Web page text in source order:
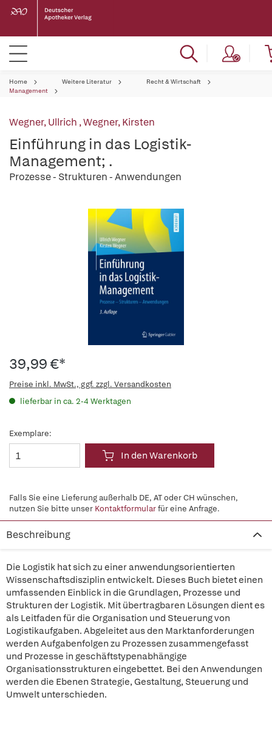
Home Weitere Literatur
Recht & Wirtschaft
Management
Wegner, Ullrich ,Wegner, Kirsten
Einführung in das Logistik-
Management; .
Prozesse - Strukturen - Anwendungen
39,99 €*
Preise inkl. MwSt., ggf. zzgl. Versandkosten
lieferbar in ca. 2-4 Werktagen
Exemplare:
In den Warenkorb
Falls Sie eine Lieferung außerhalb DE, AT oder CH wünschen,
nutzen Sie bitte unser Kontaktformularfür eine Anfrage.
Beschreibung
Die Logistik hat sich zu einer anwendungsorientierten
Wissenschaftsdisziplin entwickelt. Dieses Buch bietet einen
umfassenden Einblick in die Grundlagen, Prozesse und
Strukturen der Logistik. Mit übertragbaren Lösungen dient es
als Leitfaden für die Organisation und Steuerung von
Logistikaufgaben. Abgeleitet aus den Marktanforderungen
werden Aufgabenfolgen zu Prozessen zusammengefasst
und Prozesse in geschäftstypenabhängige
Organisationsstrukturen eingebettet. Bei den Anwendungen
werden die Ebenen Strategie, Gestaltung, Steuerung und
Umwelt unterschieden.